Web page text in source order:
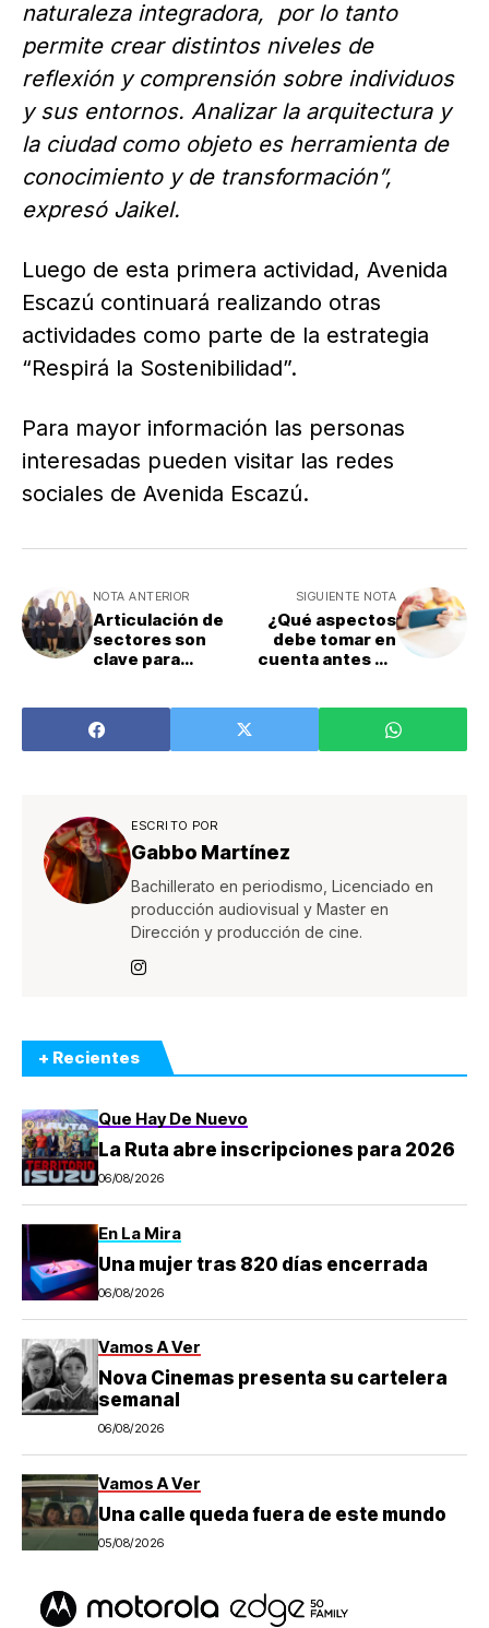
naturaleza integradora, por lo tanto
permite crear distintos niveles de
reflexión y comprensión sobre individuos
y sus entornos. Analizar la arquitectura y
la ciudad como objeto es herramienta de
conocimiento y de transformación”,
expresó Jaikel.
Luego de esta primera actividad, Avenida
Escazú continuará realizando otras
actividades como parte de la estrategia
“Respirá la Sostenibilidad”.
Para mayor información las personas
interesadas pueden visitar las redes
sociales de Avenida Escazú.
NOTA ANTERIOR
Articulación de
sectores son
clave para
jóvenes para la
consecución de
un empleo
SIGUIENTE NOTA
¿Qué aspectos
debe tomar en
cuenta antes de
hijos?
ESCRITO POR
Gabbo Martínez
Bachillerato en periodismo, Licenciado en
producción audiovisual y Master en
Dirección y producción de cine.
+ Recientes
Que Hay De Nuevo
La Ruta abre inscripciones para 2026
06/08/2026
En La Mira
Una mujer tras 820 días encerrada
06/08/2026
Vamos A Ver
Nova Cinemas presenta su cartelera
semanal
06/08/2026
Vamos A Ver
Una calle queda fuera de este mundo
05/08/2026